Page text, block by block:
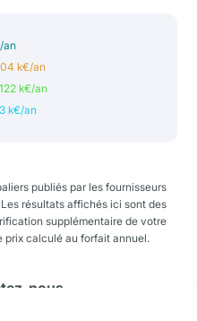
an
k€/an
122 k€/an
k€/an
publiés par les fournisseurs
résultats affichés ici sont des
supplémentaire de votre
prix calculé au forfait annuel.
nous